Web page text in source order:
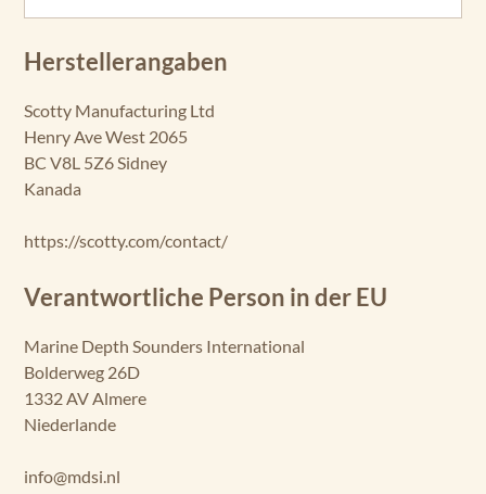
Herstellerangaben
Scotty Manufacturing Ltd
Henry Ave West 2065
BC V8L 5Z6 Sidney
Kanada
https://scotty.com/contact/
Verantwortliche Person in der EU
Marine Depth Sounders International
Bolderweg 26D
1332 AV Almere
Niederlande
info@mdsi.nl